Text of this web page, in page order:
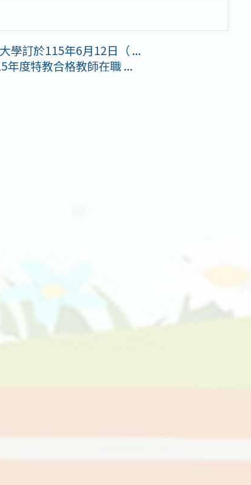
學訂於115年6月12日（ ...
年度特教合格教師在職 ...